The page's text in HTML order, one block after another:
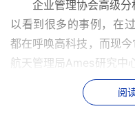
企业管理协会高级
以看到很多的事例，在
都在呼唤高科技，而现
航天管理局Ames研究中
好的两个事例就是
的桎梏中解脱出来，现
阅